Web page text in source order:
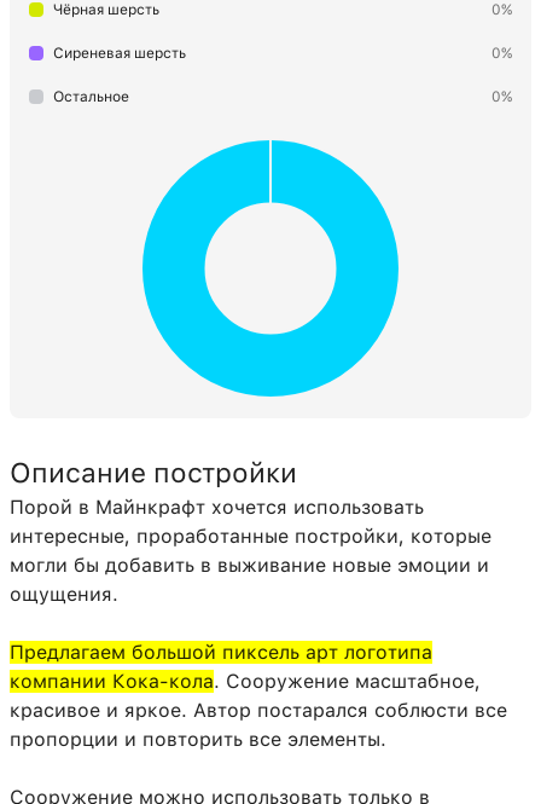
Чёрная шерсть 0%
Сиреневая шерсть 0%
Остальное 0%
Описание постройки
Порой в Майнкрафт хочется использовать
интересные, проработанные постройки, которые
могли бы добавить в выживание новые эмоции и
ощущения.
Предлагаем большой пиксель арт логотипа
компании Кока-кола. Сооружение масштабное,
красивое и яркое. Автор постарался соблюсти все
пропорции и повторить все элементы.
Сооружение можно использовать только в